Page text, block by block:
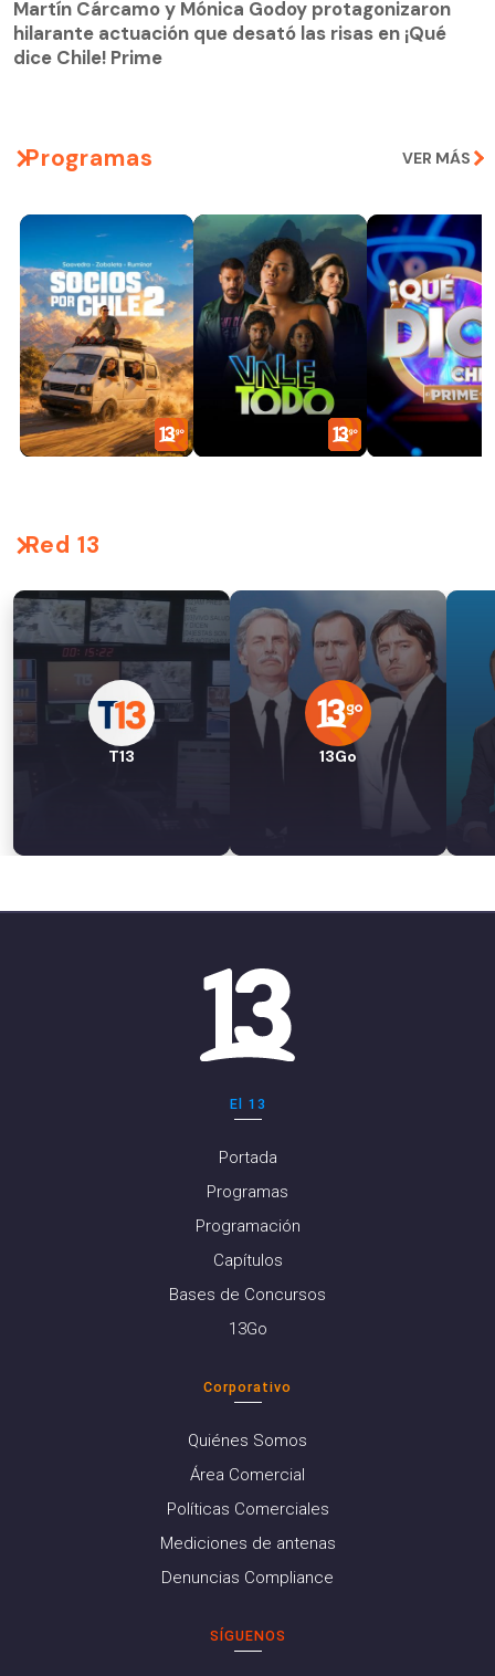
hilarante actuación que desató las risas en ¡Qué
dice Chile! Prime
Martín Cárcamo y Mónica Godoy protagonizaron
hilarante actuación que desató las risas en ¡Qué
dice Chile! Prime
Programas VER MÁS
Red 13
T13 13Go
El 13
Portada
Programas
Programación
Capítulos
Bases de Concursos
13Go
Corporativo
Quiénes Somos
Área Comercial
Políticas Comerciales
Mediciones de antenas
Denuncias Compliance
SÍGUENOS